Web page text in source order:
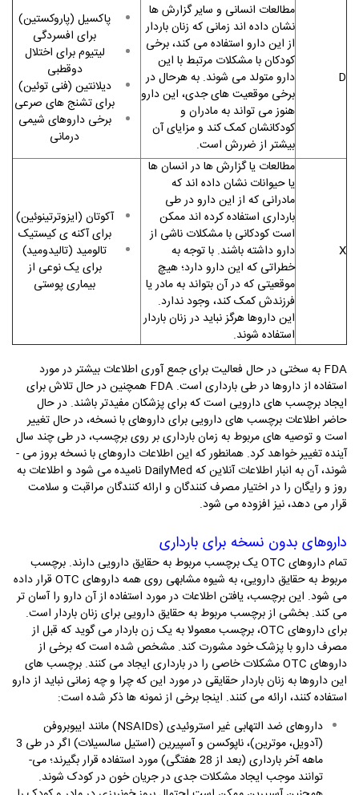
D
مطالعات انسانی و سایر گزارش­ ها
نشان داده­ اند زمانی که زنان باردار
از این دارو استفاده می­ کند، برخی
کودکان با مشکلات مرتبط با این
دارو متولد می­ شوند. به هرحال در
برخی موقعیت­ های جدی، این دارو
هنوز می ­تواند به مادران و
کودکانشان کمک کند و مزایای آن
بیشتر از ضررش است.
پاکسیل (پاروکستین)
برای افسردگی
لیتیوم برای اختلال
دوقطبی
دیلانتین (فنی توئین)
برای تشنج ­های صرعی
برخی داروهای شیمی
درمانی
X
مطالعات یا گزارش ­ها در انسان­ ها
یا حیوانات نشان داده­ اند که
مادرانی که از این دارو در طی
بارداری استفاده کرده­ اند ممکن
است کودکانی با مشکلات ناشی از
دارو داشته باشند. با توجه به
خطراتی که این دارو دارد؛ هیچ
موقعیتی که در آن بتواند به مادر یا
فرزندش کمک کند، وجود ندارد.
این داروها هرگز نباید در زنان باردار
استفاده شوند.
آکوتان (ایزوترتینوئین)
برای آکنه­ ی کیستیک
تالومید (تالیدومید)
برای یک نوعی از
بیماری پوستی
FDA به سختی در حال فعالیت برای جمع آوری اطلاعات بیشتر در مورد
استفاده از داروها در طی بارداری است. FDA همچنین در حال تلاش برای
ایجاد برچسب­ های دارویی است که برای پزشکان مفیدتر باشند. در حال
حاضر اطلاعات برچسب­ های دارویی برای داروهای با نسخه، در حال تغییر
است و توصیه­ های مربوط به زمان بارداری بر روی برچسب، در طی چند سال
آینده تغییر خواهد کرد. همانطور که این اطلاعات داروهای با نسخه بروز می ­
شوند، آن به انبار اطلاعات آنلاین که DailyMed نامیده می ­شود و اطلاعات به
روز و رایگان را در اختیار مصرف کنندگان و ارائه کنندگان مراقبت و سلامت
قرار می­ دهد، نیز افزوده می­ شود.
داروهای بدون نسخه برای بارداری
تمام داروهای OTCیک برچسب مربوط به حقایق دارویی دارند. برچسب
مربوط به حقایق دارویی، به شیوه­ مشابهی روی همه­ داروهای OTC قرار داده
می­ شود. این برچسب، یافتن اطلاعات در مورد استفاده از آن دارو را آسان­ تر
می­ کند. بخشی از برچسب مربوط به حقایق دارویی برای زنان باردار است.
برای داروهای OTC، برچسب معمولا به یک زن باردار می­ گوید که قبل از
مصرف دارو با پزشک خود مشورت کند. مشخص شده است که برخی از
داروهای OTCمشکلات خاصی را در بارداری ایجاد می­ کنند. برچسب ­های
این داروها به زنان باردار حقایقی در مورد این که چرا و چه زمانی نباید از دارو
استفاده کنند، ارائه می­ کنند. اینجا برخی از نمونه­ ها ذکر شده است:
داروهای ضد التهابی غیر استروئیدی (NSAIDs) مانند ایبوبروفن
(آدویل، موترین)، ناپوکسن و آسپیرین (استیل سالسیلات) اگر در طی 3
ماهه­ آخر بارداری (بعد از 28 هفتگی) مورد استفاده قرار بگیرند؛ می­
توانند موجب ایجاد مشکلات جدی در جریان خون در کودک شوند.